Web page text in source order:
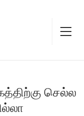
செல்ல